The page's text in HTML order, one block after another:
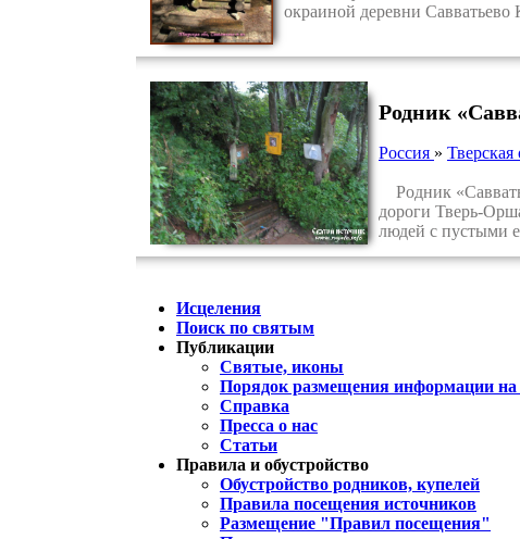
окраиной деревни
Родник
Россия » Тверская
Родник
дороги Тверь-
людей с пустыми
Исцеления
Поиск по святым
Публикации
Святые, иконы
Порядок размещения информации на
Справка
Пресса о нас
Статьи
Правила и обустройство
Обустройство родников, купелей
Правила посещения источников
Размещение "Правил посещения"